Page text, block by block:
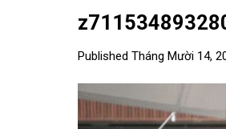
Published Tháng Mười 14,